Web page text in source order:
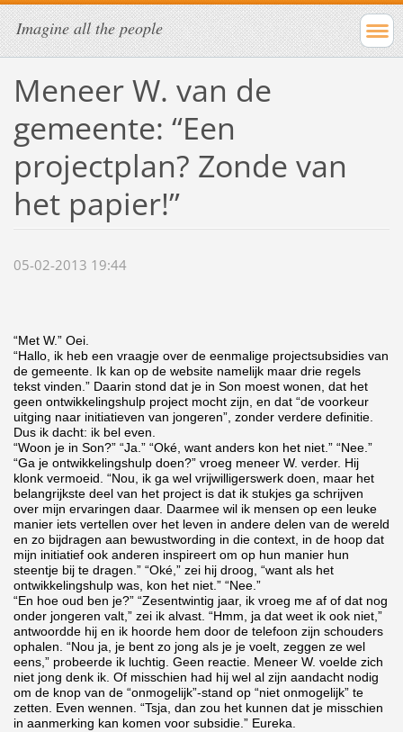
Imagine all the people
Meneer W. van de
gemeente: “Een
projectplan? Zonde van
het papier!”
05-02-2013 19:44
“Met W.” Oei.
“Hallo, ik heb een vraagje over de eenmalige projectsubsidies van
de gemeente. Ik kan op de website namelijk maar drie regels
tekst vinden.” Daarin stond dat je in Son moest wonen, dat het
geen ontwikkelingshulp project mocht zijn, en dat “de voorkeur
uitging naar initiatieven van jongeren”, zonder verdere definitie.
Dus ik dacht: ik bel even.
“Woon je in Son?” “Ja.” “Oké, want anders kon het niet.” “Nee.”
“Ga je ontwikkelingshulp doen?” vroeg meneer W. verder. Hij
klonk vermoeid. “Nou, ik ga wel vrijwilligerswerk doen, maar het
belangrijkste deel van het project is dat ik stukjes ga schrijven
over mijn ervaringen daar. Daarmee wil ik mensen op een leuke
manier iets vertellen over het leven in andere delen van de wereld
en zo bijdragen aan bewustwording in die context, in de hoop dat
mijn initiatief ook anderen inspireert om op hun manier hun
steentje bij te dragen.” “Oké,” zei hij droog, “want als het
ontwikkelingshulp was, kon het niet.” “Nee.”
“En hoe oud ben je?” “Zesentwintig jaar, ik vroeg me af of dat nog
onder jongeren valt,” zei ik alvast. “Hmm, ja dat weet ik ook niet,”
antwoordde hij en ik hoorde hem door de telefoon zijn schouders
ophalen. “Nou ja, je bent zo jong als je je voelt, zeggen ze wel
eens,” probeerde ik luchtig. Geen reactie. Meneer W. voelde zich
niet jong denk ik. Of misschien had hij wel al zijn aandacht nodig
om de knop van de “onmogelijk”-stand op “niet onmogelijk” te
zetten. Even wennen. “Tsja, dan zou het kunnen dat je misschien
in aanmerking kan komen voor subsidie.” Eureka.